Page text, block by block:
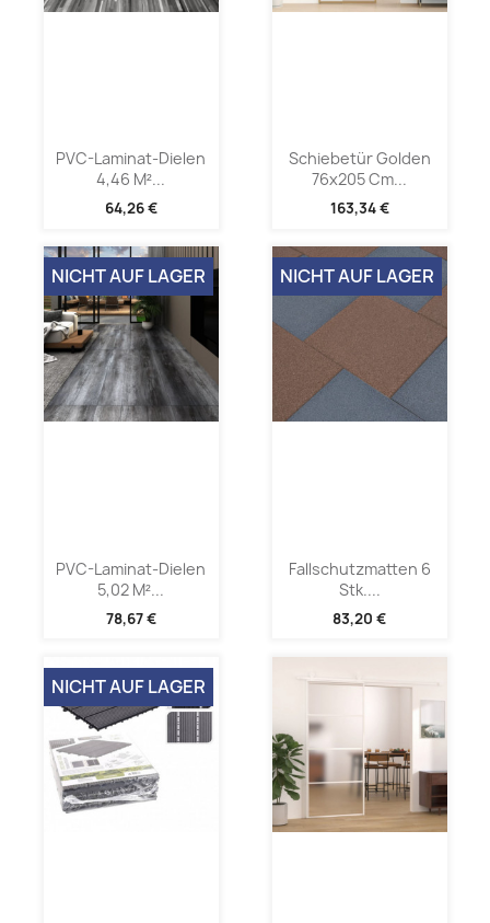
PVC-Laminat-Dielen
4,46 M²...
64,26 €
Schiebetür Golden
76x205 Cm...
163,34 €
PVC-Laminat-Dielen
5,02 M²...
78,67 €
NICHT AUF LAGER
Fallschutzmatten 6
Stk....
83,20 €
NICHT AUF LAGER
NICHT AUF LAGER